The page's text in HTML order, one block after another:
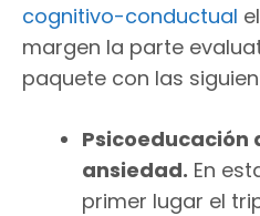
cognitivo-conductual
margen la parte
paquete con las
Psicoeducación
ansiedad. En
primer lugar el